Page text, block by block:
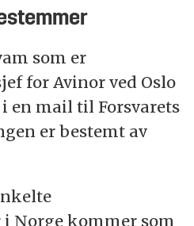
som er
for Avinor ved Oslo
en mail til Forsvarets
er bestemt av
Norge kommer som